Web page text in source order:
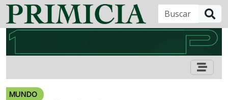
MUNDO